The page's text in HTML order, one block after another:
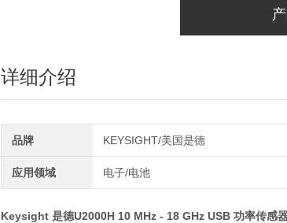
详细介绍
品牌 KEYSIGHT/美国是德
应用领域 电子/电池
Keysight 是德U2000H 10 MHz - 18 GHz USB 功率传感